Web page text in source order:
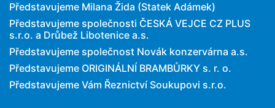
Představujeme Milana Žida (Statek Adámek)
Představujeme společnosti ČESKÁ VEJCE CZ PLUS
s.r.o. a Drůbež Libotenice a.s.
Představujeme společnost Novák konzervárna a.s.
Představujeme ORIGINÁLNÍ BRAMBŮRKY s. r. o.
Představujeme Vám Řeznictví Soukupovi s.r.o.